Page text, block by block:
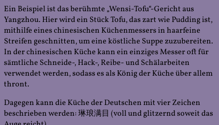
Ein Beispiel ist das berühmte „Wensi-Tofu“-Gericht aus
Yangzhou. Hier wird ein Stück Tofu, das zart wie Pudding ist,
mithilfe eines chinesischen Küchenmessers in haarfeine
Streifen geschnitten, um eine köstliche Suppe zuzubereiten.
In der chinesischen Küche kann ein einziges Messer oft für
sämtliche Schneide-, Hack-, Reibe- und Schälarbeiten
verwendet werden, sodass es als König der Küche über allem
thront.
Dagegen kann die Küche der Deutschen mit vier Zeichen
beschrieben werden: 琳琅满⽬ (voll und glitzernd soweit das